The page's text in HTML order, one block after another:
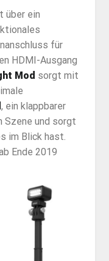
über ein
für
HDMI-Ausgang
Mod sorgt mit
, ein klappbarer
und sorgt
im Blick hast.
Ende 2019